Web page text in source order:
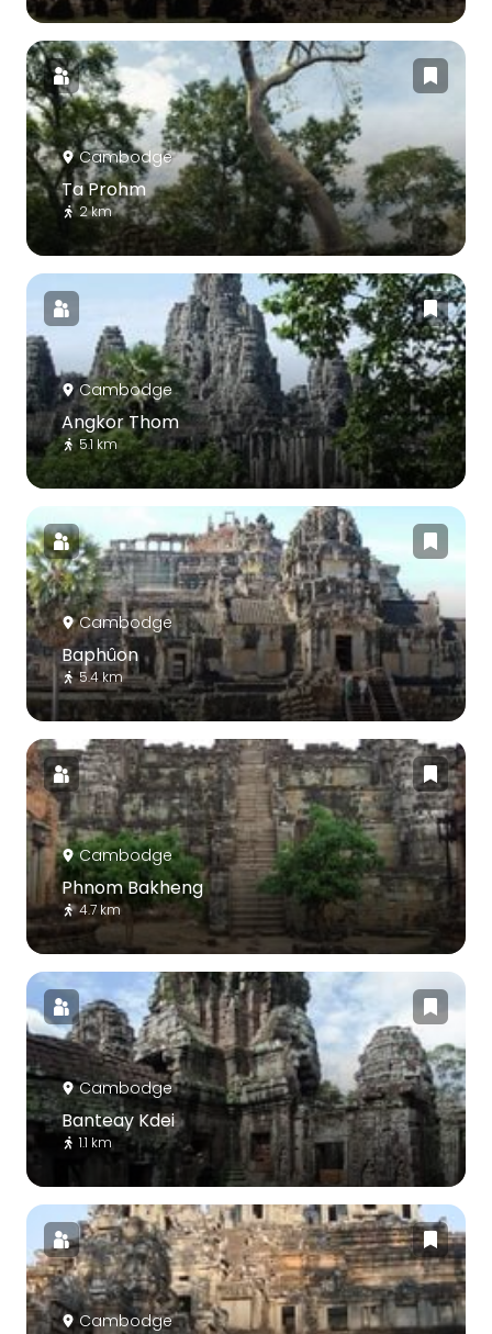
Cambodge
Ta Prohm
2 km
Cambodge
Angkor Thom
5.1 km
Cambodge
Baphûon
5.4 km
Cambodge
Phnom Bakheng
4.7 km
Cambodge
Banteay Kdei
1.1 km
Cambodge